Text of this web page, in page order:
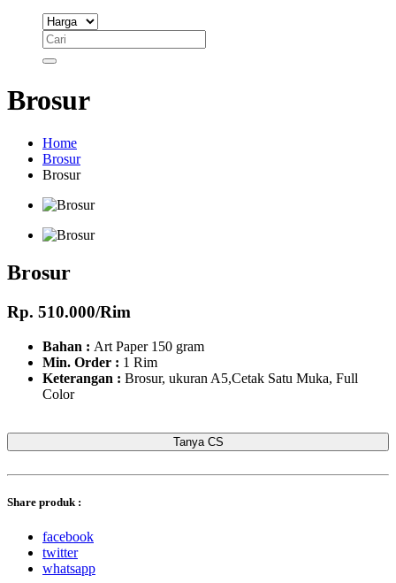
Brosur
Home
Brosur
Brosur
Brosur
Rp. 510.000/Rim
Bahan : Art Paper 150 gram
Min. Order : 1 Rim
Keterangan : Brosur, ukuran A5,Cetak Satu Muka, Full
Color
Tanya CS
Share produk :
facebook
twitter
whatsapp